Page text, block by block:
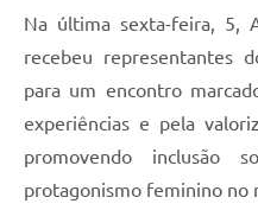
Na última sexta-feira, 5,
recebeu representantes
para um encontro
experiências e pela
promovendo inclusão
protagonismo feminino no